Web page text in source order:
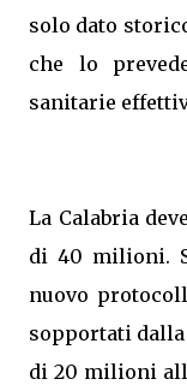
solo dato
che lo
sanitarie
La Calabria
di 40 milioni.
nuovo
sopportati
di 20 milioni